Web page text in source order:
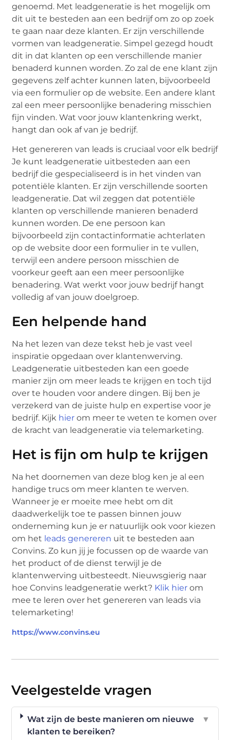
genoemd. Met leadgeneratie is het mogelijk om
dit uit te besteden aan een bedrijf om zo op zoek
te gaan naar deze klanten. Er zijn verschillende
vormen van leadgeneratie. Simpel gezegd houdt
dit in dat klanten op een verschillende manier
benaderd kunnen worden. Zo zal de ene klant zijn
gegevens zelf achter kunnen laten, bijvoorbeeld
via een formulier op de website. Een andere klant
zal een meer persoonlijke benadering misschien
fijn vinden. Wat voor jouw klantenkring werkt,
hangt dan ook af van je bedrijf.
Het genereren van leads is cruciaal voor elk bedrijf
Je kunt leadgeneratie uitbesteden aan een
bedrijf die gespecialiseerd is in het vinden van
potentiële klanten. Er zijn verschillende soorten
leadgeneratie. Dat wil zeggen dat potentiële
klanten op verschillende manieren benaderd
kunnen worden. De ene persoon kan
bijvoorbeeld zijn contactinformatie achterlaten
op de website door een formulier in te vullen,
terwijl een andere persoon misschien de
voorkeur geeft aan een meer persoonlijke
benadering. Wat werkt voor jouw bedrijf hangt
volledig af van jouw doelgroep.
Een helpende hand
Na het lezen van deze tekst heb je vast veel
inspiratie opgedaan over klantenwerving.
Leadgeneratie uitbesteden kan een goede
manier zijn om meer leads te krijgen en toch tijd
over te houden voor andere dingen. Bij ben je
verzekerd van de juiste hulp en expertise voor je
bedrijf. Kijk hier om meer te weten te komen over
de kracht van leadgeneratie via telemarketing.
Het is fijn om hulp te krijgen
Na het doornemen van deze blog ken je al een
handige trucs om meer klanten te werven.
Wanneer je er moeite mee hebt om dit
daadwerkelijk toe te passen binnen jouw
onderneming kun je er natuurlijk ook voor kiezen
om het leads genereren uit te besteden aan
Convins. Zo kun jij je focussen op de waarde van
het product of de dienst terwijl je de
klantenwerving uitbesteedt. Nieuwsgierig naar
hoe Convins leadgeneratie werkt? Klik hier om
mee te leren over het genereren van leads via
telemarketing!
https://www.convins.eu
Veelgestelde vragen
Wat zijn de beste manieren om nieuwe
klanten te bereiken?
▼